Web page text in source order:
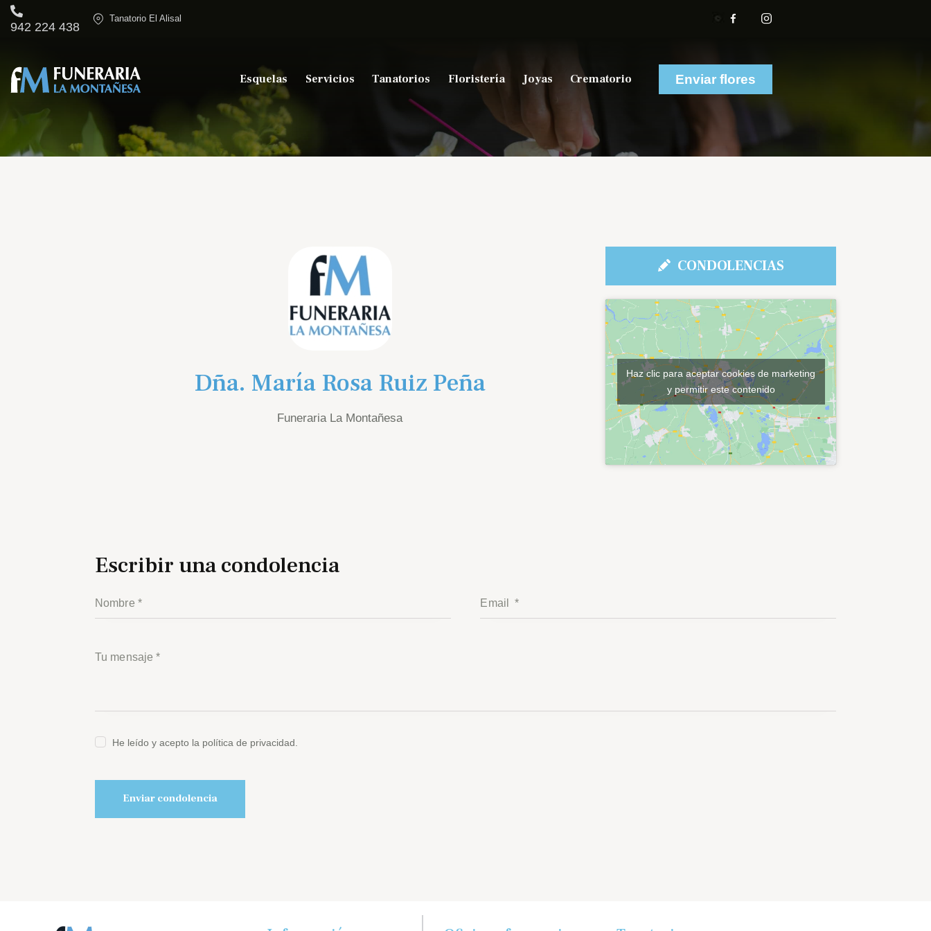
942 224 438
Tanatorio El Alisal
Esquelas Servicios Tanatorios Floristería Joyas Crematorio Enviar flores
Dña. María Rosa Ruiz Peña
Funeraria La Montañesa
CONDOLENCIAS
Haz clic para aceptar cookies de marketing
y permitir este contenido
Escribir una condolencia
He leído y acepto la política de privacidad.